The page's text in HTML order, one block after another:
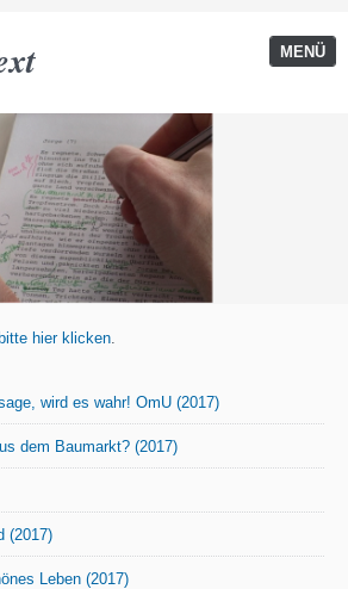
MENÜ
bitte hier klicken.
wird es wahr! OmU (2017)
dem Baumarkt? (2017)
(2017)
Leben (2017)